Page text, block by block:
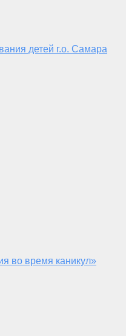
детей г.о. Самара
во время каникул»